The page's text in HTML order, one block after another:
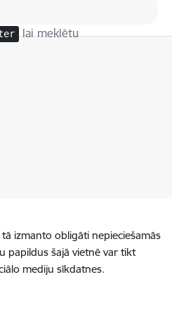
lai meklētu
izmanto obligāti nepieciešamās
papildus šajā vietnē var tikt
mediju sīkdatnes.